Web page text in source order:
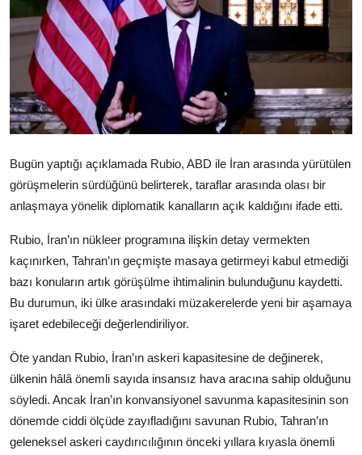
İletişim
Türkçe Kurdi
Bugün yaptığı açıklamada Rubio, ABD ile İran arasında yürütülen
görüşmelerin sürdüğünü belirterek, taraflar arasında olası bir
anlaşmaya yönelik diplomatik kanalların açık kaldığını ifade etti.
Rubio, İran’ın nükleer programına ilişkin detay vermekten
kaçınırken, Tahran’ın geçmişte masaya getirmeyi kabul etmediği
bazı konuların artık görüşülme ihtimalinin bulunduğunu kaydetti.
Bu durumun, iki ülke arasındaki müzakerelerde yeni bir aşamaya
işaret edebileceği değerlendiriliyor.
Öte yandan Rubio, İran’ın askeri kapasitesine de değinerek,
ülkenin hâlâ önemli sayıda insansız hava aracına sahip olduğunu
söyledi. Ancak İran’ın konvansiyonel savunma kapasitesinin son
dönemde ciddi ölçüde zayıfladığını savunan Rubio, Tahran’ın
geleneksel askeri caydırıcılığının önceki yıllara kıyasla önemli